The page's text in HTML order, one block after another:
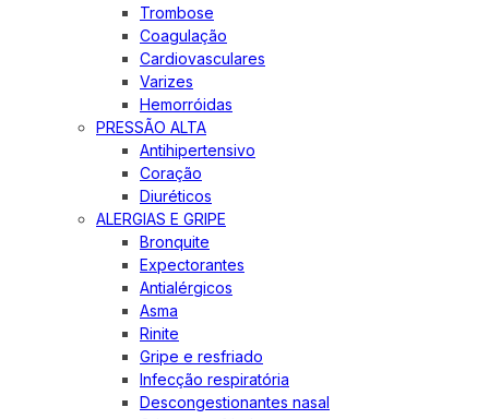
Trombose
Coagulação
Cardiovasculares
Varizes
Hemorróidas
PRESSÃO ALTA
Antihipertensivo
Coração
Diuréticos
ALERGIAS E GRIPE
Bronquite
Expectorantes
Antialérgicos
Asma
Rinite
Gripe e resfriado
Infecção respiratória
Descongestionantes nasal